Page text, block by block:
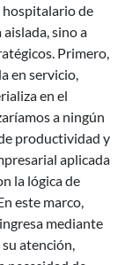
hospitalario de
sino a
Primero,
en servicio,
en el
a ningún
productividad y
aplicada
la lógica de
este marco,
mediante
atención,